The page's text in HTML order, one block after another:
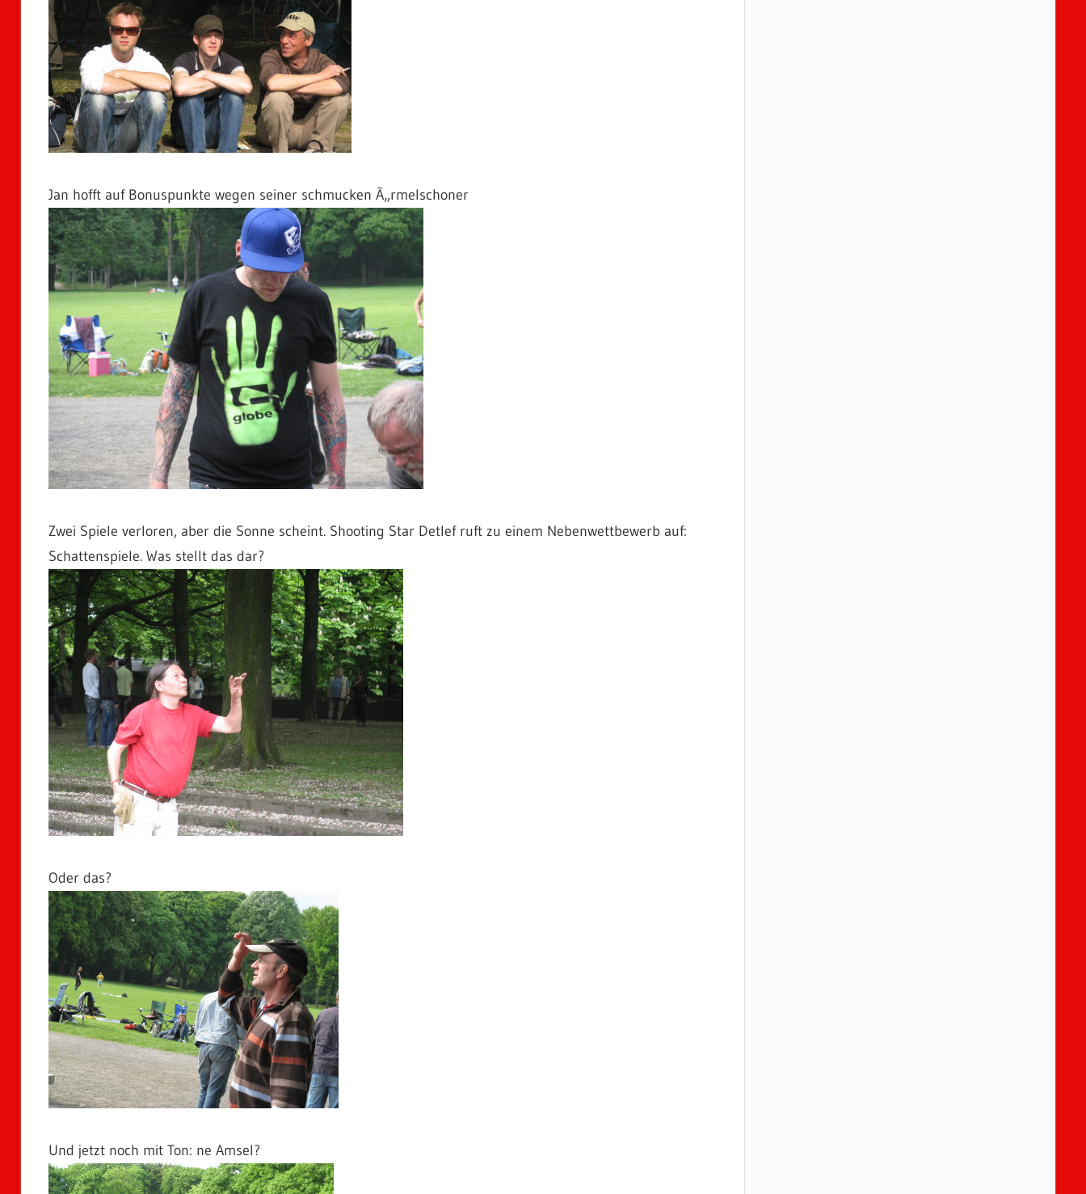
Jan hofft auf Bonuspunkte wegen seiner schmucken Ã„rmelschoner
Zwei Spiele verloren, aber die Sonne scheint. Shooting Star Detlef ruft zu einem Nebenwettbewerb auf:
Schattenspiele. Was stellt das dar?
Oder das?
Und jetzt noch mit Ton: ne Amsel?